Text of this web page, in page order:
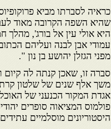
כראיה לסברתו מביא
שהיא השפה הקרובה מאוד
היא אולי עין אל בורג', מהלך
עמודי אבן לבנה ועליהם
מפני הגזלן יהושע בן נון ".
סברה זו, שאכן קנתה לה
משך אלף שנים של שלטון
אגדת המקור הכנעני של
פולמוס המציאוה סופרים
היסטוריונים מוסלמיים